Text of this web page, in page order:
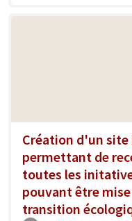
Création d'un
permettant de
toutes les
pouvant être
transition